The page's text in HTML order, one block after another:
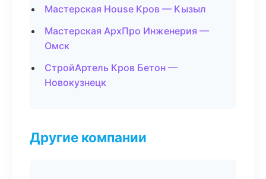
Мастерская House Кров — Кызыл
Мастерская АрхПро Инженерия —
Омск
СтройАртель Кров Бетон —
Новокузнецк
Другие компании